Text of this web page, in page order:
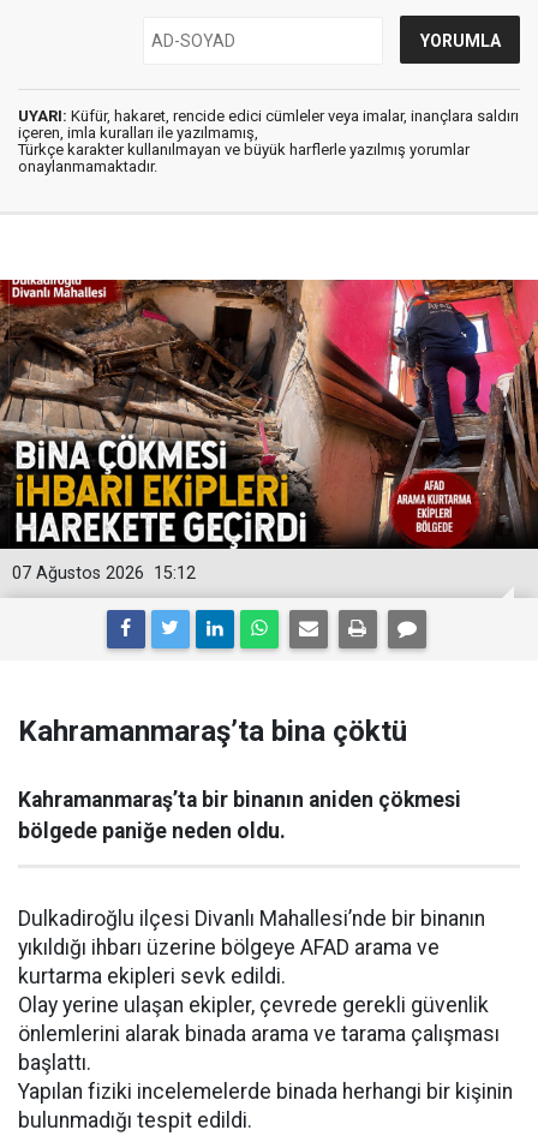
UYARI: Küfür, hakaret, rencide edici cümleler veya imalar, inançlara saldırı
içeren, imla kuralları ile yazılmamış,
Türkçe karakter kullanılmayan ve büyük harflerle yazılmış yorumlar
onaylanmamaktadır.
15:12
07 Ağustos 2026
Kahramanmaraş’ta bina çöktü
Kahramanmaraş’ta bir binanın aniden çökmesi
bölgede paniğe neden oldu.
Dulkadiroğlu ilçesi Divanlı Mahallesi’nde bir binanın
yıkıldığı ihbarı üzerine bölgeye AFAD arama ve
kurtarma ekipleri sevk edildi.
Olay yerine ulaşan ekipler, çevrede gerekli güvenlik
önlemlerini alarak binada arama ve tarama çalışması
başlattı.
Yapılan fiziki incelemelerde binada herhangi bir kişinin
bulunmadığı tespit edildi.